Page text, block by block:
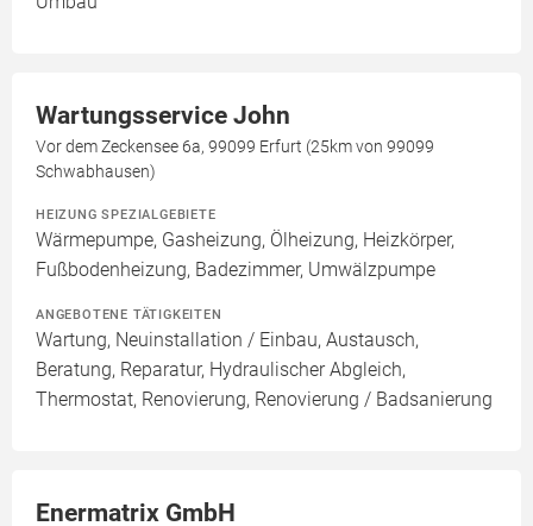
Wartungsservice John
Vor dem Zeckensee 6a, 99099 Erfurt (25km von 99099
Schwabhausen)
HEIZUNG SPEZIALGEBIETE
Wärmepumpe, Gasheizung, Ölheizung, Heizkörper,
Fußbodenheizung, Badezimmer, Umwälzpumpe
ANGEBOTENE TÄTIGKEITEN
Wartung, Neuinstallation / Einbau, Austausch,
Beratung, Reparatur, Hydraulischer Abgleich,
Thermostat, Renovierung, Renovierung / Badsanierung
Enermatrix GmbH